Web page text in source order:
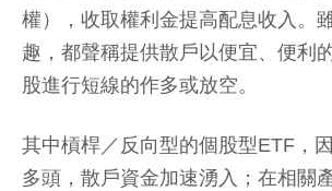
權），收取權利金提高配息收入。
趣，都聲稱提供散戶以便宜、便利
股進行短線的作多或放空。
其中槓桿／反向型的個股型ETF，
多頭，散戶資金加速湧入；在相關